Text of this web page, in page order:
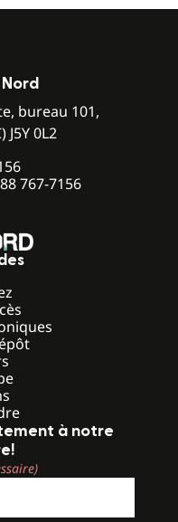
bureau 101,
J5Y 0L2
767-7156
à notre